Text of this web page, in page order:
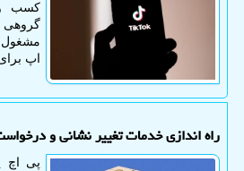
کسب و
مشغول
اپ
راه اندازی خدمات تغییر نشانی و
پی اچ